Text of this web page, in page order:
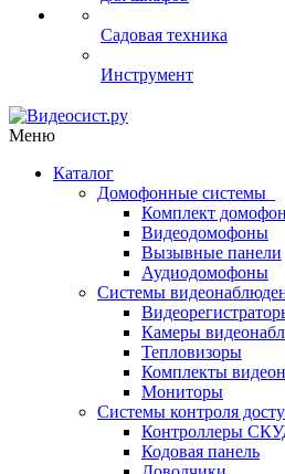
Садовая техника
Инструмент
Меню
Каталог
Домофонные системы
Комплект
Видеодомофоны
Вызывные панели
Аудиодомофоны
Системы
Камеры
Тепловизоры
Комплекты
Мониторы
Системы контроля
Контроллеры
Кодовая панель